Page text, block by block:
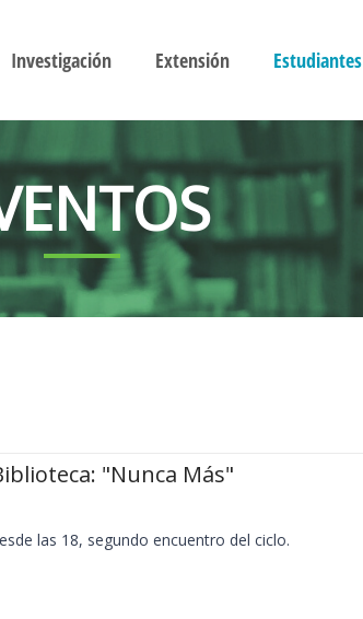
Investigación Extensión Estudiantes
"Nunca Más"
las 18, segundo encuentro del ciclo.